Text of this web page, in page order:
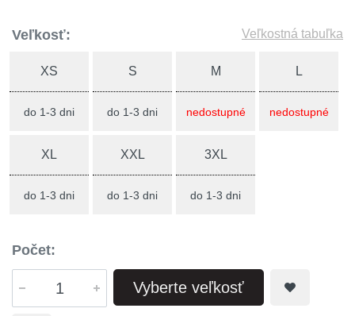
Veľkosť: Veľkostná tabuľka
XS
do 1-3 dni
S
do 1-3 dni
M
nedostupné
L
nedostupné
XL
do 1-3 dni
XXL
do 1-3 dni
3XL
do 1-3 dni
Počet:
Vyberte veľkosť